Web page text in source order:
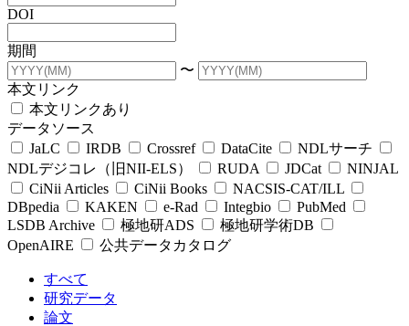
DOI
期間
〜
本文リンク
本文リンクあり
データソース
JaLC
IRDB Crossref DataCite
NDLサーチ
NDLデジコレ（旧NII-ELS）
RUDA JDCat
NINJAL
CiNii Articles
CiNii Books
NACSIS-CAT/ILL
DBpedia
KAKEN e-Rad Integbio
PubMed
LSDB Archive
極地研ADS
極地研学術DB
OpenAIRE
公共データカタログ
すべて
研究データ
論文